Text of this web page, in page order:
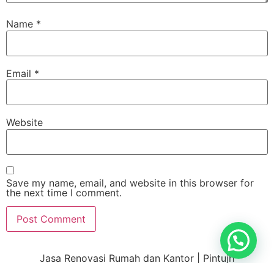
Name *
Email *
Website
Save my name, email, and website in this browser for
the next time I comment.
Jasa Renovasi Rumah dan Kantor | Pintujh